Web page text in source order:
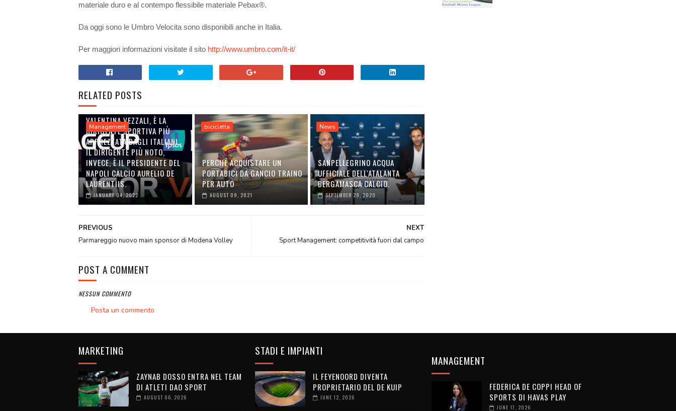
materiale duro e al contempo flessibile materiale Pebax®.
Da oggi sono le Umbro Velocita sono disponibili anche in Italia.
Per maggiori informazioni visitate il sito http://www.umbro.com/it-it/
RELATED POSTS
Management
VALENTINA VEZZALI, È LA
DIRIGENTE SPORTIVA PIÙ
APPREZZATA DAGLI ITALIANI.
IL DIRIGENTE PIÙ NOTO,
INVECE, È IL PRESIDENTE DEL
NAPOLI CALCIO AURELIO DE
LAURENTIIS.
JANUARY 04, 2022
bicicletta
PERCHÉ ACQUISTARE UN
PORTABICI DA GANCIO TRAINO
PER AUTO
AUGUST 09, 2021
News
SANPELLEGRINO ACQUA
UFFICIALE DELL'ATALANTA
BERGAMASCA CALCIO.
SEPTEMBER 29, 2020
NEXT
Sport Management: competitività fuori dal campo
PREVIOUS
Parmareggio nuovo main sponsor di Modena Volley
POST A COMMENT
NESSUN COMMENTO
Posta un commento
MARKETING
ZAYNAB DOSSO ENTRA NEL TEAM
DI ATLETI DAO SPORT
AUGUST 06, 2026
STADI E IMPIANTI
IL FEYENOORD DIVENTA
PROPRIETARIO DEL DE KUIP
JUNE 12, 2026
MANAGEMENT
FEDERICA DE COPPI HEAD OF
SPORTS DI HAVAS PLAY
JUNE 17, 2026